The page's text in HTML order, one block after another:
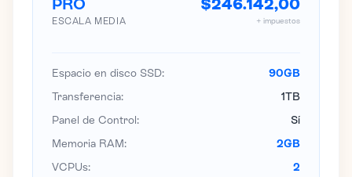
PRO
ESCALA MEDIA
$246.142,00
+ impuestos
Espacio en disco SSD:
90GB
Transferencia:
1TB
Panel de Control:
Sí
Memoria RAM:
2GB
VCPUs:
2